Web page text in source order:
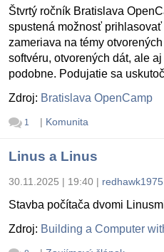
Štvrtý ročník Bratislava
spustená možnosť
zameriava na témy
softvéru, otvorených dát, ale
podobne. Podujatie sa
Zdroj: Bratislava OpenCamp
1 | Komunita
Linus a Linus
30.11.2025 | 19:40 | redhawk1975
Stavba počítača dvomi
Zdroj: Building a Computer